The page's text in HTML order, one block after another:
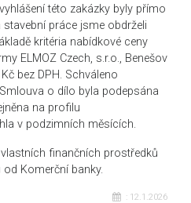
této zakázky byly přímo
práce jsme obdrželi
kritéria nabídkové ceny
ELMOZ Czech, s.r.o., Benešov
bez DPH. Schváleno
o dílo byla podepsána
na profilu
v podzimních měsících.
finančních prostředků
Komerční banky.
: 12.1.2026